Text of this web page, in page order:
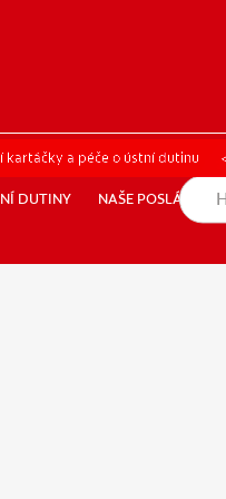
NAŠE POSLÁNÍ
DUTINY NAŠE POSLÁNÍ
kartáčky a péče o ústní dutinu